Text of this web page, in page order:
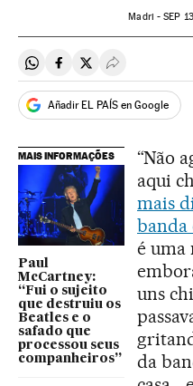
Madri -SEP
Compartir en Whatsapp
Compartir en
Compartir en
Desplegar
Añadir EL PAÍS en Google
MAIS INFORMAÇÕES
Paul
McCartney:
“Fui o sujeito
que destruiu os
Beatles e o
safado que
processou seus
companheiros”
“Não
aqui
mais
é uma
uns
da